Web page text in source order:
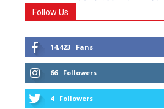
Follow Us
14,423 Fans
66 Followers
4 Followers